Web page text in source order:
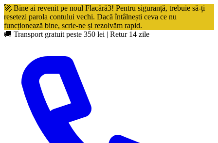
🚀 Bine ai revenit pe noul Flacără3! Pentru siguranță, trebuie să-ți
resetezi parola contului vechi. Dacă întâlnești ceva ce nu
funcționează bine, scrie-ne și rezolvăm rapid.
🚚 Transport gratuit peste 350 lei | Retur 14 zile